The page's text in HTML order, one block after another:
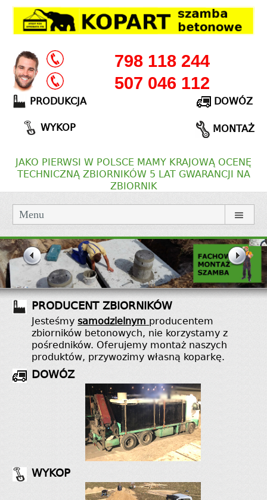
798 118 244
507 046 112
PRODUKCJA
WYKOP
DOWÓZ
MONTAŻ
JAKO PIERWSI W POLSCE MAMY KRAJOWĄ OCENĘ
TECHNICZNĄ ZBIORNIKÓW 5 LAT GWARANCJI NA
ZBIORNIK
Menu
PRODUCENT ZBIORNIKÓW
Jesteśmysamodzielnymproducentem
zbiorników betonowych, nie korzystamy z
pośredników. Oferujemy montaż naszych
produktów, przywozimy własną koparkę.
DOWÓZ
WYKOP